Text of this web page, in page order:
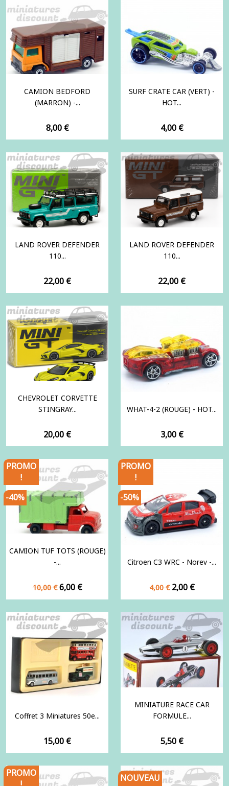
CAMION BEDFORD
(MARRON) -...
Prix
8,00 €
SURF CRATE CAR (VERT) -
HOT...
Prix
4,00 €
LAND ROVER DEFENDER
110...
Prix
22,00 €
LAND ROVER DEFENDER
110...
Prix
22,00 €
CHEVROLET CORVETTE
STINGRAY...
Prix
20,00 €
WHAT-4-2 (ROUGE) - HOT...
Prix
3,00 €
CAMION TUF TOTS (ROUGE)
-...
Prix
de
10,00 € Prix
6,00 €
PROMO
!
-40%
Citroen C3 WRC - Norev -...
Prix
de
4,00 € Prix
2,00 €
PROMO
!
-50%
Coffret 3 Miniatures 50e...
Prix
15,00 €
MINIATURE RACE CAR
FORMULE...
Prix
5,50 €
PROMO
NOUVEAU